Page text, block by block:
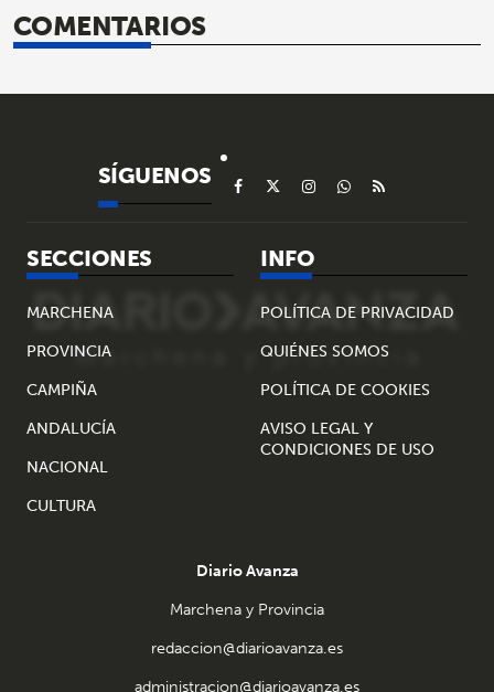
COMENTARIOS
SÍGUENOS
SECCIONES
MARCHENA
PROVINCIA
CAMPIÑA
ANDALUCÍA
NACIONAL
CULTURA
INFO
POLÍTICA DE PRIVACIDAD
QUIÉNES SOMOS
POLÍTICA DE COOKIES
AVISO LEGAL Y
CONDICIONES DE USO
Diario Avanza
Marchena y Provincia
redaccion@diarioavanza.es
administracion@diarioavanza.es